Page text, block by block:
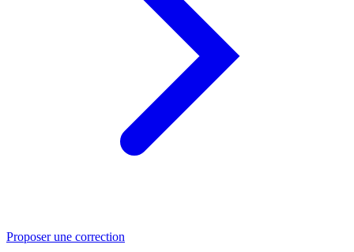
Proposer une correction